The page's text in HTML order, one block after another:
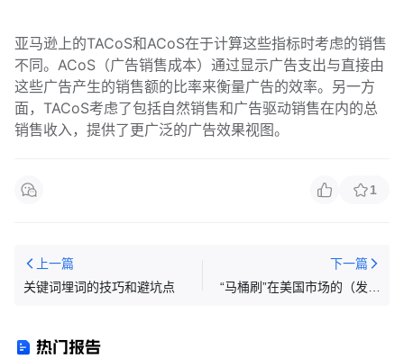
亚马逊上的TACoS和ACoS在于计算这些指标时考虑的销售
不同。ACoS（广告销售成本）通过显示广告支出与直接由
这些广告产生的销售额的比率来衡量广告的效率。另一方
面，TACoS考虑了包括自然销售和广告驱动销售在内的总
销售收入，提供了更广泛的广告效果视图。
1
上一篇
关键词埋词的技巧和避坑点
下一篇
“马桶刷”在美国市场的（发明
热门报告